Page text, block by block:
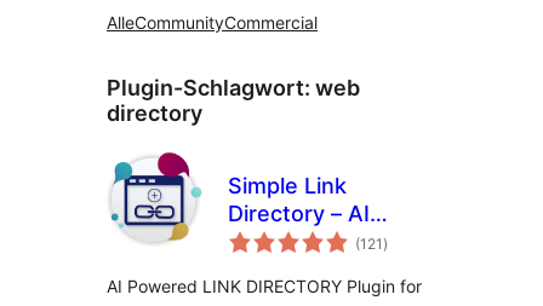
AlleCommunityCommercial
Plugin-Schlagwort: web
directory
Simple Link
Directory – AI
Powered
(121 Bewertungen
insgesamt
)
AI Powered LINK DIRECTORY Plugin for